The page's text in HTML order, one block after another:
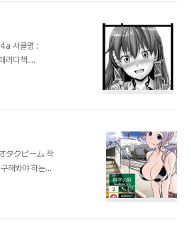
서클명 :
러디책.
タクビーム 작
해봐야 하는데